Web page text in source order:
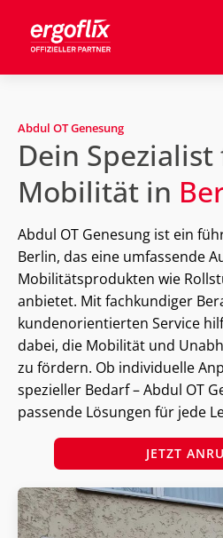
Abdul OT Genesung
Dein
Mobilität in
Abdul OT Genesung ist ein
Berlin, das eine umfassende
Mobilitätsprodukten wie
anbietet. Mit fachkundiger
kundenorientierten Service
dabei, die Mobilität und
zu fördern. Ob individuelle
spezieller Bedarf – Abdul OT
passende Lösungen für jede
JETZT